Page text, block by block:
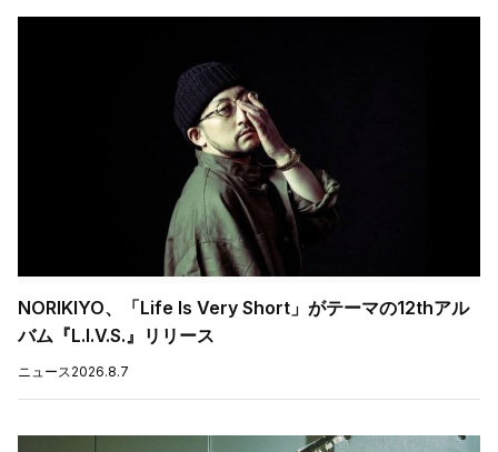
NORIKIYO、「Life Is Very Short」がテーマの12thアル
バム『L.I.V.S.』リリース
ニュース2026.8.7